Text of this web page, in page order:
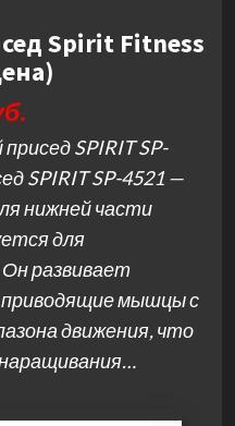
Spirit Fitness
SPIRIT SP-
SPIRIT SP-4521 —
нижней части
для
развивает
приводящие мышцы с
движения, что